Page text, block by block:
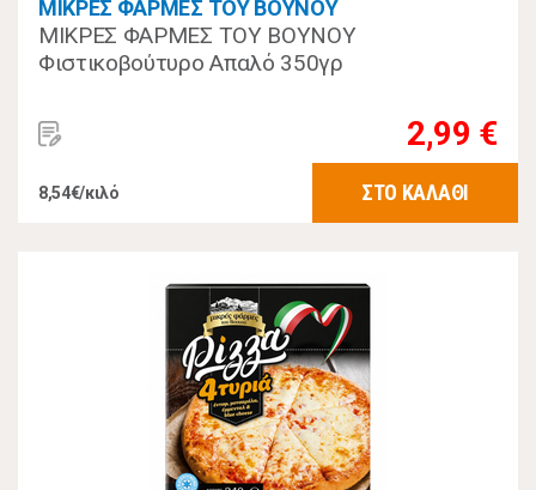
ΜΙΚΡΕΣ ΦΑΡΜΕΣ ΤΟΥ ΒΟΥΝΟΥ
ΜΙΚΡΕΣ ΦΑΡΜΕΣ ΤΟΥ ΒΟΥΝΟΥ
Φιστικοβούτυρο Απαλό 350γρ
2,99 €
8,54€/κιλό ΣΤΟ ΚΑΛΑΘΙ